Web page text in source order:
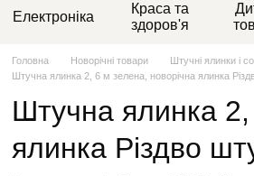
Електроніка
Краса та
здоров'я
Головна Новорічні товари
Штучні ялинки і
Штучна ялинка 2, 6 м зелена, новорічна ялинка
Штучна ялинка
ялинка Різдво